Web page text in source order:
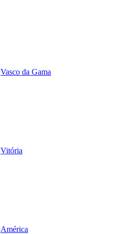
Vasco da Gama
Vitória
América